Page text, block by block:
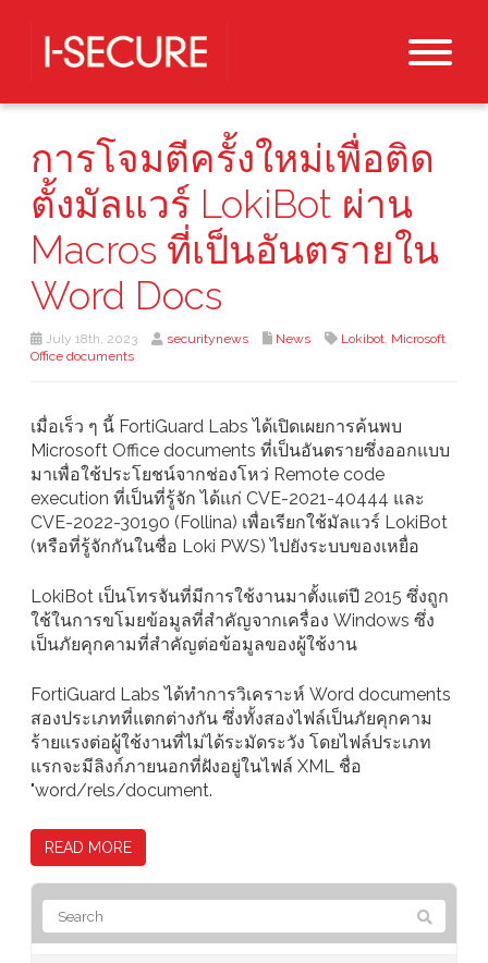
การโจมตีครั้งใหม่เพื่อติด
ตั้งมัลแวร์ LokiBot ผ่าน
Macros ที่เป็นอันตรายใน
Word Docs
July 18th, 2023 securitynews News Lokibot, Microsoft
Office documents
เมื่อเร็ว ๆ นี้ FortiGuard Labs ได้เปิดเผยการค้นพบ
Microsoft Office documents ที่เป็นอันตรายซึ่งออกแบบ
มาเพื่อใช้ประโยชน์จากช่องโหว่ Remote code
execution ที่เป็นที่รู้จัก ได้แก่ CVE-2021-40444 และ
CVE-2022-30190 (Follina) เพื่อเรียกใช้มัลแวร์ LokiBot
(หรือที่รู้จักกันในชื่อ Loki PWS) ไปยังระบบของเหยื่อ
LokiBot เป็นโทรจันที่มีการใช้งานมาตั้งแต่ปี 2015 ซึ่งถูก
ใช้ในการขโมยข้อมูลที่สำคัญจากเครื่อง Windows ซึ่ง
เป็นภัยคุกคามที่สำคัญต่อข้อมูลของผู้ใช้งาน
FortiGuard Labs ได้ทำการวิเคราะห์ Word documents
สองประเภทที่แตกต่างกัน ซึ่งทั้งสองไฟล์เป็นภัยคุกคาม
ร้ายแรงต่อผู้ใช้งานที่ไม่ได้ระมัดระวัง โดยไฟล์ประเภท
แรกจะมีลิงก์ภายนอกที่ฝังอยู่ในไฟล์ XML ชื่อ
"word/rels/document.
READ MORE